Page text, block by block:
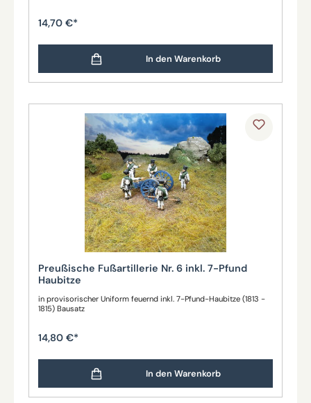
14,70 €*
In den Warenkorb
Preußische Fußartillerie Nr. 6 inkl. 7-Pfund
Haubitze
in provisorischer Uniform feuernd inkl. 7-Pfund-Haubitze (1813 -
1815) Bausatz
14,80 €*
In den Warenkorb